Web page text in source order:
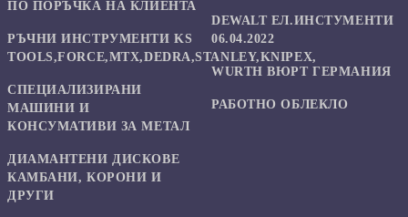
ПО ПОРЪЧКА НА КЛИЕНТА
РЪЧНИ ИНСТРУМЕНТИ KS
TOOLS,FORCE,MTX,DEDRA,STANLEY,KNIPEX,
СПЕЦИАЛИЗИРАНИ
МАШИНИ И
КОНСУМАТИВИ ЗА МЕТАЛ
ДИАМАНТЕНИ ДИСКОВЕ
КАМБАНИ, КОРОНИ И
ДРУГИ
DEWALT ЕЛ.ИНСТУМЕНТИ
06.04.2022
WURTH ВЮРТ ГЕРМАНИЯ
РАБОТНО ОБЛЕКЛО